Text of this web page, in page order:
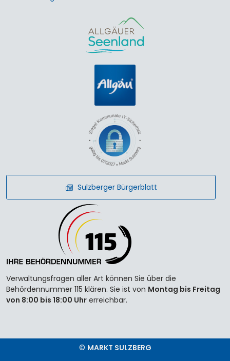
Sulzberger Bürgerblatt
Verwaltungsfragen aller Art können Sie über die
Behördennummer 115 klären. Sie ist von Montag bis Freitag
von 8:00 bis 18:00 Uhr erreichbar.
© MARKT SULZBERG